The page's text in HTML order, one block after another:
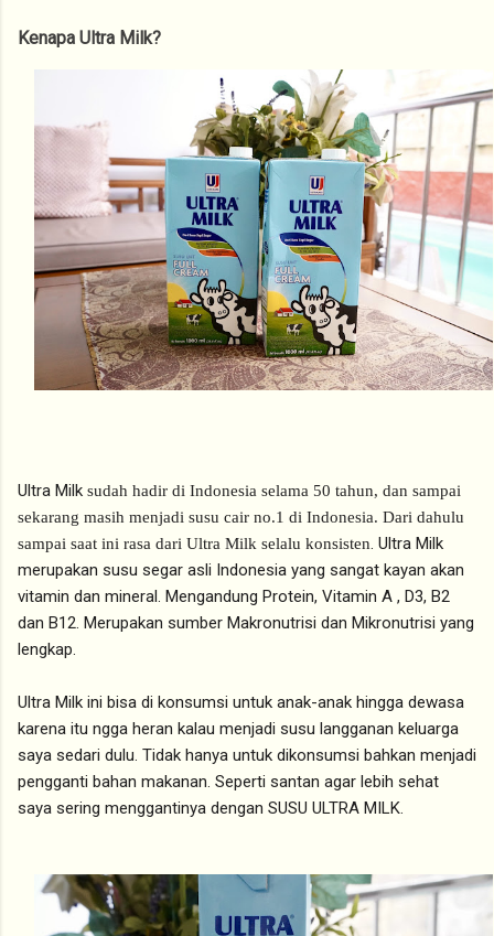
Kenapa Ultra Milk?
Ultra Milk sudah hadir di Indonesia selama 50 tahun, dan sampai
sekarang masih menjadi susu cair no.1 di Indonesia. Dari dahulu
sampai saat ini rasa dari Ultra Milk selalu konsisten. Ultra Milk
merupakan susu segar asli Indonesia yang sangat kayan akan
vitamin dan mineral. Mengandung Protein, Vitamin A , D3, B2
dan B12. Merupakan sumber Makronutrisi dan Mikronutrisi yang
lengkap.
Ultra Milk ini bisa di konsumsi untuk anak-anak hingga dewasa
karena itu ngga heran kalau menjadi susu langganan keluarga
saya sedari dulu. Tidak hanya untuk dikonsumsi bahkan menjadi
pengganti bahan makanan. Seperti santan agar lebih sehat
saya sering menggantinya dengan SUSU ULTRA MILK.